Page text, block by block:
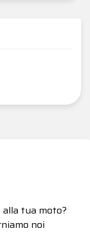
tua moto?
noi